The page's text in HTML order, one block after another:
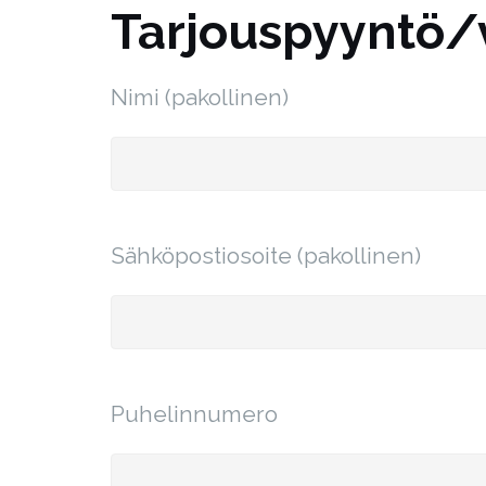
Nimi (pakollinen)
Sähköpostiosoite (pakollinen)
Puhelinnumero